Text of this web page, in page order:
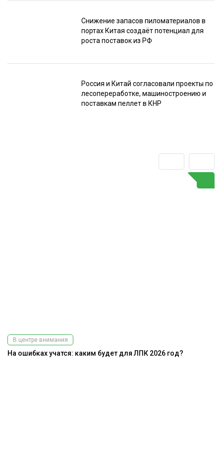
Снижение запасов пиломатериалов в
портах Китая создаёт потенциал для
роста поставок из РФ
Россия и Китай согласовали проекты по
лесопереработке, машиностроению и
поставкам пеллет в КНР
В центре внимания
На ошибках учатся: каким будет для ЛПК 2026 год?